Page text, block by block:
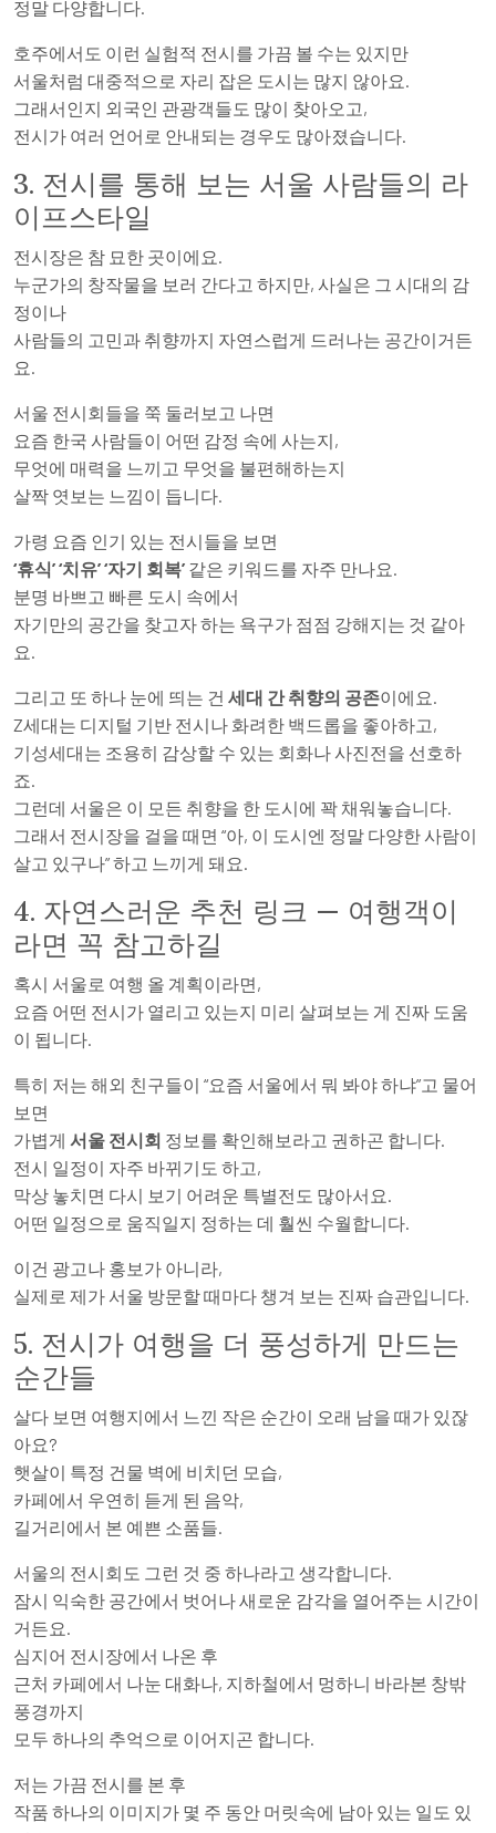
정말 다양합니다.
호주에서도 이런 실험적 전시를 가끔 볼 수는 있지만
서울처럼 대중적으로 자리 잡은 도시는 많지 않아요.
그래서인지 외국인 관광객들도 많이 찾아오고,
전시가 여러 언어로 안내되는 경우도 많아졌습니다.
3. 전시를 통해 보는 서울 사람들의 라
이프스타일
전시장은 참 묘한 곳이에요.
누군가의 창작물을 보러 간다고 하지만, 사실은 그 시대의 감
정이나
사람들의 고민과 취향까지 자연스럽게 드러나는 공간이거든
요.
서울 전시회들을 쭉 둘러보고 나면
요즘 한국 사람들이 어떤 감정 속에 사는지,
무엇에 매력을 느끼고 무엇을 불편해하는지
살짝 엿보는 느낌이 듭니다.
가령 요즘 인기 있는 전시들을 보면
‘휴식’ ‘치유’ ‘자기 회복’ 같은 키워드를 자주 만나요.
분명 바쁘고 빠른 도시 속에서
자기만의 공간을 찾고자 하는 욕구가 점점 강해지는 것 같아
요.
그리고 또 하나 눈에 띄는 건 세대 간 취향의 공존이에요.
Z세대는 디지털 기반 전시나 화려한 백드롭을 좋아하고,
기성세대는 조용히 감상할 수 있는 회화나 사진전을 선호하
죠.
그런데 서울은 이 모든 취향을 한 도시에 꽉 채워놓습니다.
그래서 전시장을 걸을 때면 “아, 이 도시엔 정말 다양한 사람이
살고 있구나” 하고 느끼게 돼요.
4. 자연스러운 추천 링크 — 여행객이
라면 꼭 참고하길
혹시 서울로 여행 올 계획이라면,
요즘 어떤 전시가 열리고 있는지 미리 살펴보는 게 진짜 도움
이 됩니다.
특히 저는 해외 친구들이 “요즘 서울에서 뭐 봐야 하냐”고 물어
보면
가볍게 서울 전시회 정보를 확인해보라고 권하곤 합니다.
전시 일정이 자주 바뀌기도 하고,
막상 놓치면 다시 보기 어려운 특별전도 많아서요.
어떤 일정으로 움직일지 정하는 데 훨씬 수월합니다.
이건 광고나 홍보가 아니라,
실제로 제가 서울 방문할 때마다 챙겨 보는 진짜 습관입니다.
5. 전시가 여행을 더 풍성하게 만드는
순간들
살다 보면 여행지에서 느낀 작은 순간이 오래 남을 때가 있잖
아요?
햇살이 특정 건물 벽에 비치던 모습,
카페에서 우연히 듣게 된 음악,
길거리에서 본 예쁜 소품들.
서울의 전시회도 그런 것 중 하나라고 생각합니다.
잠시 익숙한 공간에서 벗어나 새로운 감각을 열어주는 시간이
거든요.
심지어 전시장에서 나온 후
근처 카페에서 나눈 대화나, 지하철에서 멍하니 바라본 창밖
풍경까지
모두 하나의 추억으로 이어지곤 합니다.
저는 가끔 전시를 본 후
작품 하나의 이미지가 몇 주 동안 머릿속에 남아 있는 일도 있